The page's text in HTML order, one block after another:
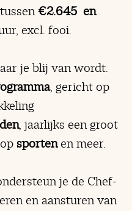
€2.645 en
excl. fooi.
je blij van wordt.
, gericht op
, jaarlijks een groot
sportenen meer.
je de Chef-
en aansturen van